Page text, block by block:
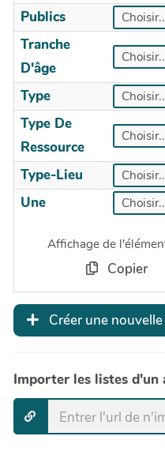
Publics
Tranche
D'âge
Type
Type De
Ressource
Type-Lieu
Une
Affichage de
Copier
Créer une
Importer les listes d'un